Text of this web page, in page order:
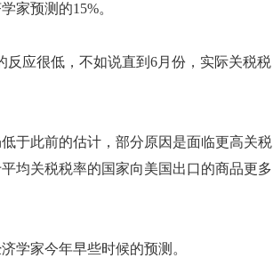
家预测的15%。
应很低，不如说直到6月份，实际关税税
此前的估计，部分原因是面临更高关税
均关税税率的国家向美国出口的商品更多
家今年早些时候的预测。